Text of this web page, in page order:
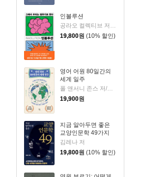
인볼루션
19,800원 (10% 할인)
영어 어원 80일간의
세계 일주
폴 앤서니 존스 저/고정아 역
19,900원
지금 알아두면 좋은
교양인문학 49가지
김레나 저
19,800원 (10% 할인)